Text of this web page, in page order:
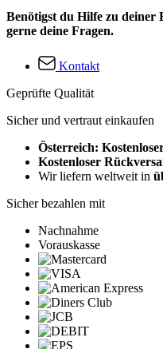
Benötigst du Hilfe zu deiner
gerne deine Fragen.
Kontakt
Geprüfte Qualität
Sicher und vertraut einkaufen
Österreich:
Kostenloser
Wir liefern weltweit in
Sicher bezahlen mit
Nachnahme
Vorauskasse